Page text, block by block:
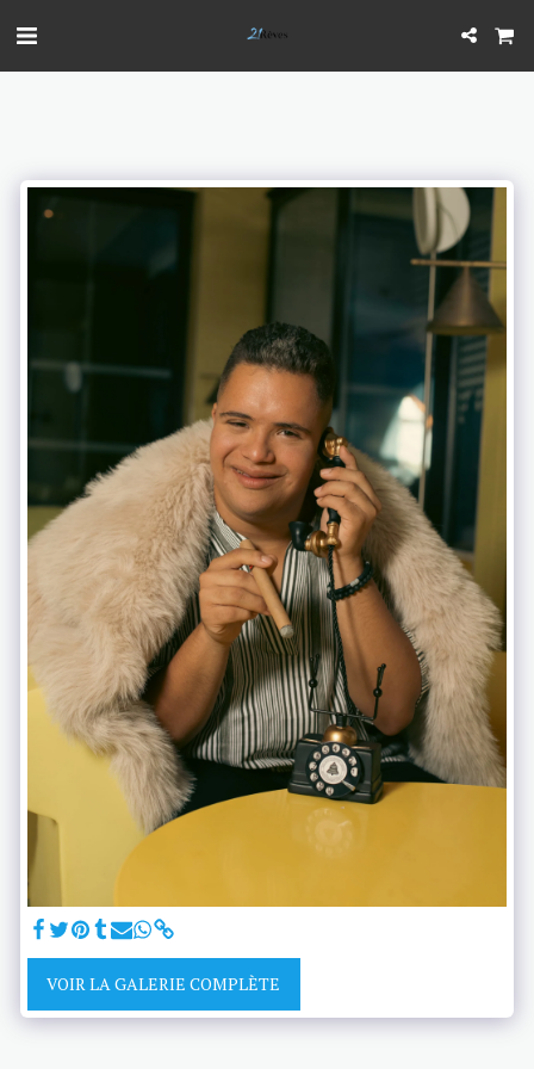
VOIR LA GALERIE COMPLÈTE